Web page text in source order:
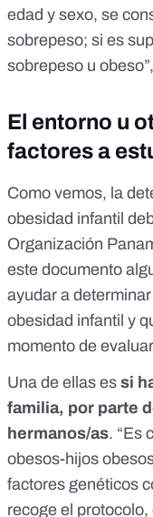
edad y sexo, se
sobrepeso; si es
sobrepeso u obeso”,
El entorno u
factores a
Como vemos, la
obesidad infantil
Organización
este documento
ayudar a
obesidad infantil y
momento de
Una de ellas es si
familia, por parte
hermanos/as. “Es
obesos-hijos
factores genéticos
recoge el